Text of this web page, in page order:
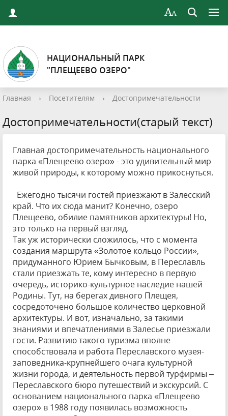
НАЦИОНАЛЬНЫЙ ПАРК
"ПЛЕЩЕЕВО ОЗЕРО"
Главная › Посетителям › Достопримечательности
Достопримечательности(старый текст)
Главная достопримечательность национального
парка «Плещеево озеро» - это удивительный мир
живой природы, к которому можно прикоснуться.
Ежегодно тысячи гостей приезжают в Залесский
край. Что их сюда манит? Конечно, озеро
Плещеево, обилие памятников архитектуры! Но,
это только на первый взгляд.
Так уж исторически сложилось, что с момента
создания маршрута «Золотое кольцо России»,
придуманного Юрием Бычковым, в Переславль
стали приезжать те, кому интересно в первую
очередь, историко-культурное наследие нашей
Родины. Тут, на берегах дивного Плещея,
сосредоточено большое количество церковной
архитектуры. И вот, изначально, за такими
знаниями и впечатлениями в Залесье приезжали
гости. Развитию такого туризма вполне
способствовала и работа Переславского музея-
заповедника-крупнейшего очага культурной
жизни города, и деятельность первой турфирмы –
Переславского бюро путешествий и экскурсий. С
основанием национального парка «Плещеево
озеро» в 1988 году появилась возможность